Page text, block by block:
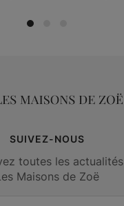
SUIVEZ-NOUS
toutes les actualités
Maisons de Zoë